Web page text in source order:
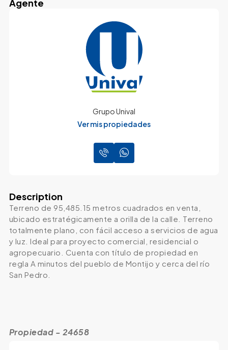
Agente
Grupo Unival
Ver mis propiedades
Description
Terreno de 95,485.15 metros cuadrados en venta,
ubicado estratégicamente a orilla de la calle. Terreno
totalmente plano, con fácil acceso a servicios de agua
y luz. Ideal para proyecto comercial, residencial o
agropecuario. Cuenta con título de propiedad en
regla A minutos del pueblo de Montijo y cerca del río
San Pedro.
Propiedad - 24658